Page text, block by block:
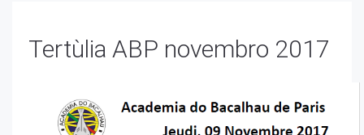
Tertùlia ABP novembro 2017